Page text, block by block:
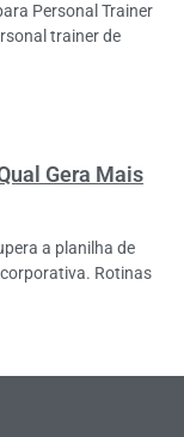
Personal Trainer
trainer de
Gera Mais
a planilha de
Rotinas